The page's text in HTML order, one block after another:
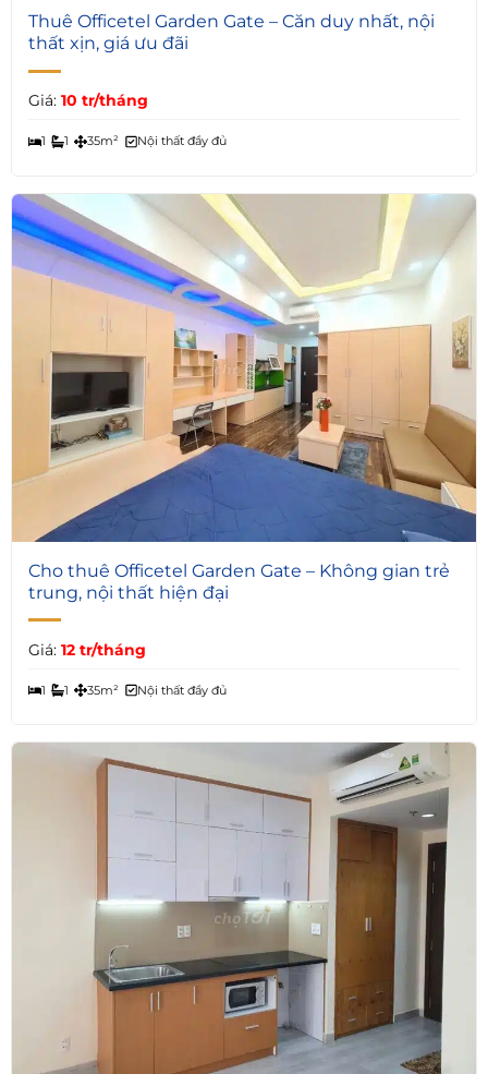
5
Thuê Officetel Garden Gate – Căn duy nhất, nội
thất xịn, giá ưu đãi
Giá: 10 tr/tháng
1 1 35m² Nội thất đầy đủ
5
Cho thuê Officetel Garden Gate – Không gian trẻ
trung, nội thất hiện đại
Giá: 12 tr/tháng
1 1 35m² Nội thất đầy đủ